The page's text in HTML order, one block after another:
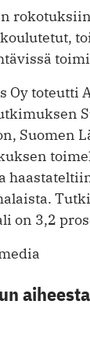
Oy toteutti
Suomen
on 3,2
aiheesta